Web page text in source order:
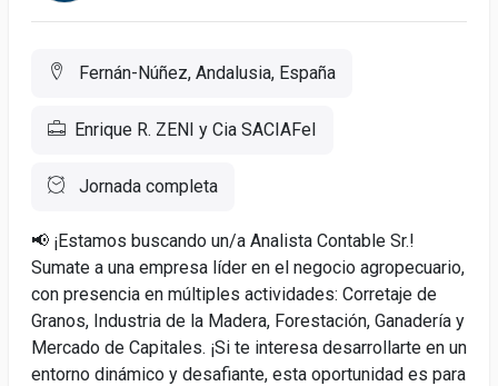
Fernán-Núñez, Andalusia, España
Enrique R. ZENI y Cia SACIAFeI
Jornada completa
📢 ¡Estamos buscando un/a Analista Contable Sr.!
Sumate a una empresa líder en el negocio agropecuario,
con presencia en múltiples actividades: Corretaje de
Granos, Industria de la Madera, Forestación, Ganadería y
Mercado de Capitales. ¡Si te interesa desarrollarte en un
entorno dinámico y desafiante, esta oportunidad es para